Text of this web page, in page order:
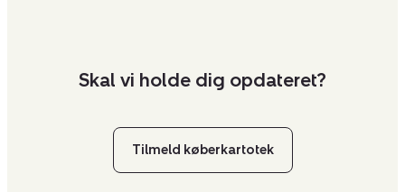
Skal vi holde dig opdateret?
Tilmeld køberkartotek